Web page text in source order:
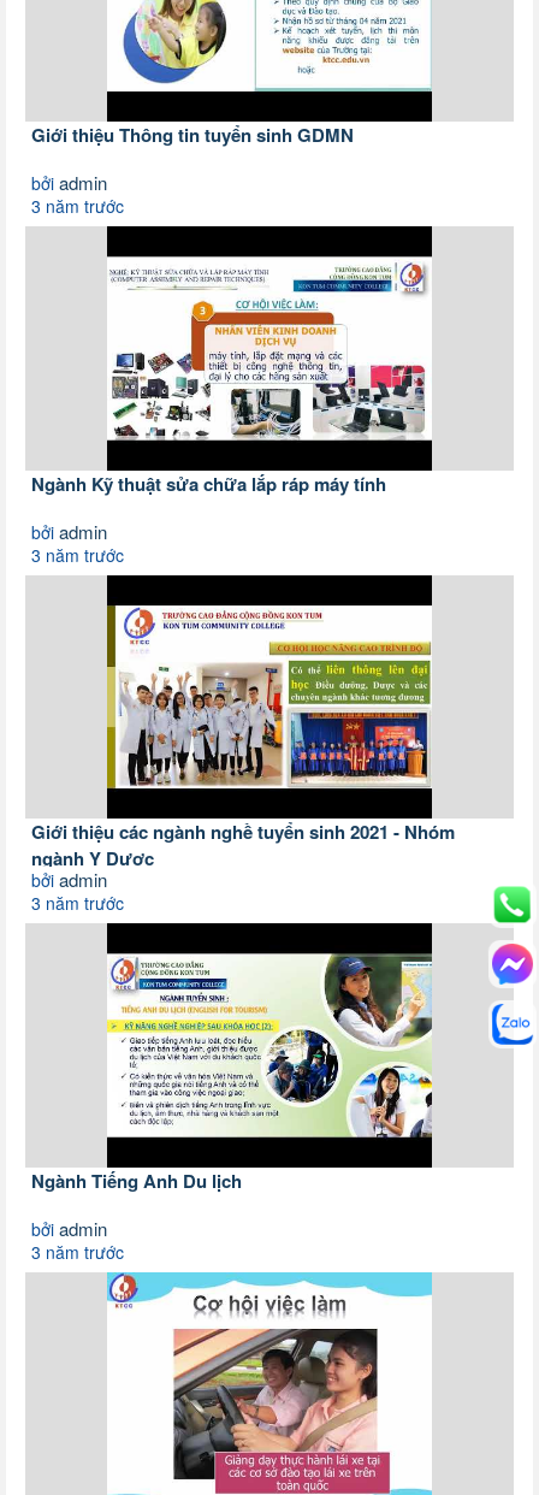
Giới thiệu Thông tin tuyển sinh GDMN
bởi admin
3 năm trước
Ngành Kỹ thuật sửa chữa lắp ráp máy tính
bởi admin
3 năm trước
Giới thiệu các ngành nghề tuyển sinh 2021 - Nhóm
ngành Y Dược
bởi admin
3 năm trước
Ngành Tiếng Anh Du lịch
bởi admin
3 năm trước